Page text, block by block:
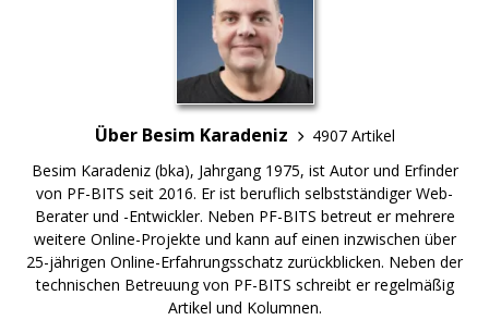
Über Besim Karadeniz
4907 Artikel
Besim Karadeniz (bka), Jahrgang 1975, ist Autor und Erfinder
von PF-BITS seit 2016. Er ist beruflich selbstständiger Web-
Berater und -Entwickler. Neben PF-BITS betreut er mehrere
weitere Online-Projekte und kann auf einen inzwischen über
25-jährigen Online-Erfahrungsschatz zurückblicken. Neben der
technischen Betreuung von PF-BITS schreibt er regelmäßig
Artikel und Kolumnen.